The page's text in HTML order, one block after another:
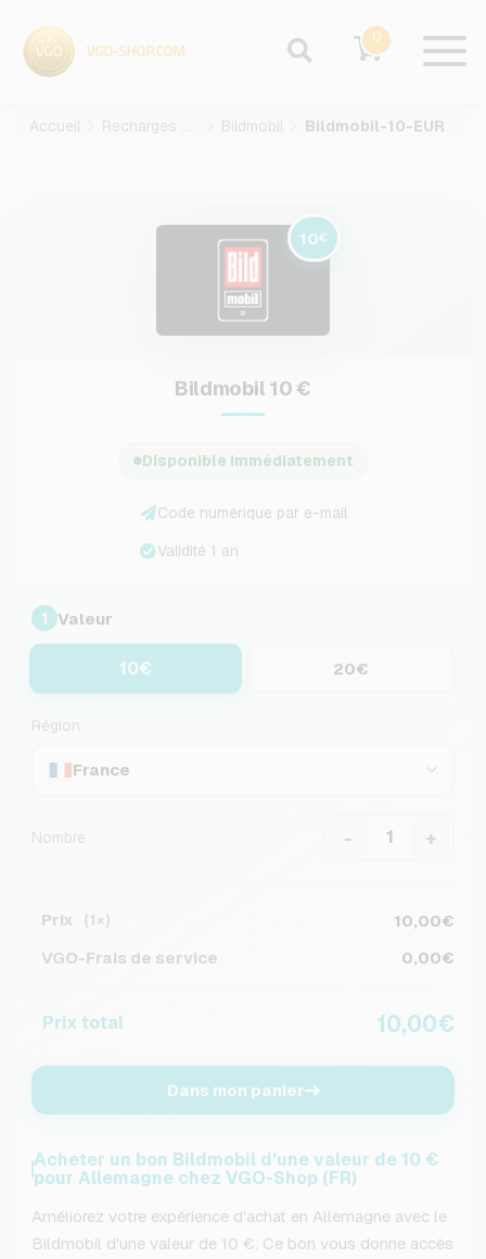
0
Accueil Recharges mobiles Bildmobil Bildmobil-10-EUR
10€
Bildmobil 10 €
Disponible immédiatement
Code numérique par e-mail
Validité 1 an
1 Valeur
10€ 20€
Région
France
Nombre - +
Prix (1×)
10,00€
VGO-Frais de service
0,00€
Prix total 10,00€
Dans mon panier
Acheter un bon Bildmobil d'une valeur de 10 €
pour Allemagne chez VGO-Shop (FR)
Améliorez votre expérience d'achat en Allemagne avec le
Bildmobil d'une valeur de 10 €. Ce bon vous donne accès